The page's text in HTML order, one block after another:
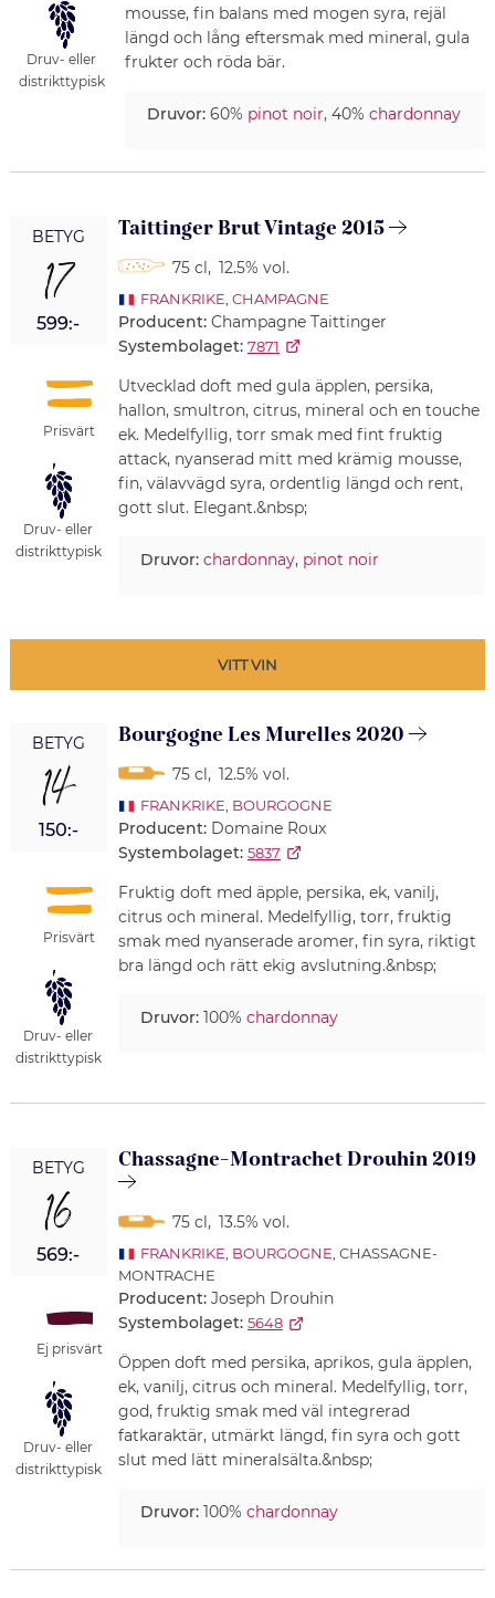
Druv- eller
distrikttypisk
mousse, fin balans med mogen syra, rejäl
längd och lång eftersmak med mineral, gula
frukter och röda bär.
Druvor:60% pinot noir, 40% chardonnay
BETYG
17
599:-
Prisvärt
Druv- eller
distrikttypisk
Taittinger Brut Vintage 2015
75 cl, 12.5% vol.
FRANKRIKE CHAMPAGNE
Producent: Champagne Taittinger
Systembolaget: 7871
Utvecklad doft med gula äpplen, persika,
hallon, smultron, citrus, mineral och en touche
ek. Medelfyllig, torr smak med fint fruktig
attack, nyanserad mitt med krämig mousse,
fin, välavvägd syra, ordentlig längd och rent,
gott slut. Elegant.&nbsp;
Druvor: chardonnay, pinot noir
VITT VIN
BETYG
14
150:-
Prisvärt
Druv- eller
distrikttypisk
Bourgogne Les Murelles 2020
75 cl, 12.5% vol.
FRANKRIKE BOURGOGNE
Producent: Domaine Roux
Systembolaget: 5837
Fruktig doft med äpple, persika, ek, vanilj,
citrus och mineral. Medelfyllig, torr, fruktig
smak med nyanserade aromer, fin syra, riktigt
bra längd och rätt ekig avslutning.&nbsp;
Druvor:100% chardonnay
BETYG
16
569:-
Ej prisvärt
Druv- eller
distrikttypisk
Chassagne-Montrachet Drouhin 2019
75 cl , 13.5% vol.
FRANKRIKE, BOURGOGNE, CHASSAGNE-
MONTRACHE
Producent: Joseph Drouhin
Systembolaget: 5648
Öppen doft med persika, aprikos, gula äpplen,
ek, vanilj, citrus och mineral. Medelfyllig, torr,
god, fruktig smak med väl integrerad
fatkaraktär, utmärkt längd, fin syra och gott
slut med lätt mineralsälta.&nbsp;
Druvor:100% chardonnay